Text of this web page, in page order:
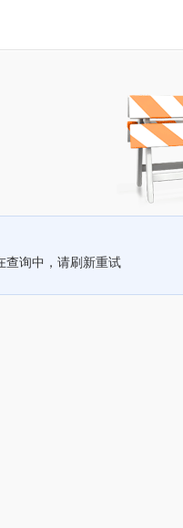
查询中，请刷新重试